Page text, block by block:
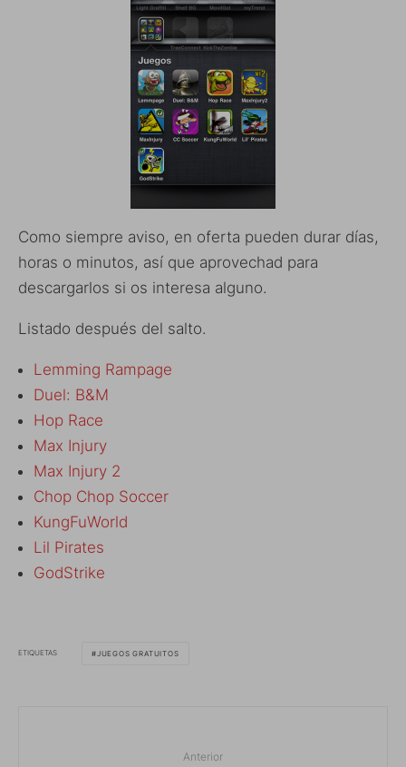
Como siempre aviso, en oferta pueden durar días,
horas o minutos, así que aprovechad para
descargarlos si os interesa alguno.
Listado después del salto.
Lemming Rampage
Duel: B&M
Hop Race
Max Injury
Max Injury 2
Chop Chop Soccer
KungFuWorld
Lil Pirates
GodStrike
ETIQUETAS JUEGOS GRATUITOS
Anterior